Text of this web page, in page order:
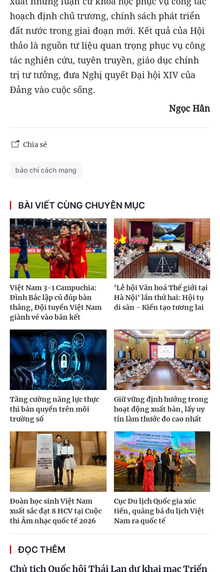
hoạch định chủ trương, chính sách phát triển
đất nước trong giai đoạn mới. Kết quả của Hội
thảo là nguồn tư liệu quan trọng phục vụ công
tác nghiên cứu, tuyên truyền, giáo dục chính
trị tư tưởng, đưa Nghị quyết Đại hội XIV của
Đảng vào cuộc sống.
Ngọc Hân
Chia sẻ
báo chí cách mạng
BÀI VIẾT CÙNG CHUYÊN MỤC
Việt Nam 3-1 Campuchia:
Đình Bắc lập cú đúp bàn
thắng, Đội tuyển Việt Nam
giành vé vào bán kết
‘Lễ hội Văn hoá Thế giới tại
Hà Nội' lần thứ hai: Hội tụ
di sản - Kiến tạo tương lai
Tăng cường năng lực thực
thi bản quyền trên môi
trường số
Giữ vững định hướng trong
hoạt động xuất bản, lấy uy
tín làm thước đo cao nhất
Đoàn học sinh Việt Nam
xuất sắc đạt 8 HCV tại Cuộc
thi Âm nhạc quốc tế 2026
Cục Du lịch Quốc gia xúc
tiến, quảng bá du lịch Việt
Nam ra quốc tế
ĐỌC THÊM
Chủ tịch Quốc hội Thái Lan dự khai mạc Triển